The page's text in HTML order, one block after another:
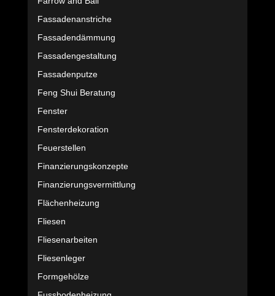
Fassadenanstriche
Fassadendämmung
Fassadengestaltung
Fassadenputze
Feng Shui Beratung
Fenster
Fensterdekoration
Feuerstellen
Finanzierungskonzepte
Finanzierungsvermittlung
Flächenheizung
Fliesen
Fliesenarbeiten
Fliesenleger
Formgehölze